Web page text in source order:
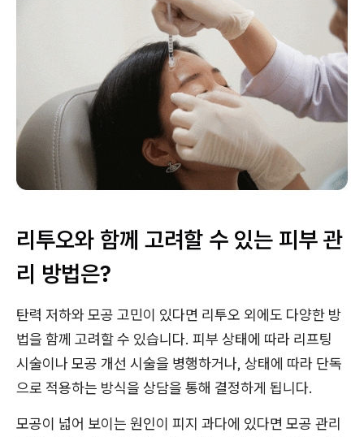
리투오와 함께 고려할 수 있는 피부 관
리 방법은?
탄력 저하와 모공 고민이 있다면 리투오 외에도 다양한 방
법을 함께 고려할 수 있습니다. 피부 상태에 따라 리프팅
시술이나 모공 개선 시술을 병행하거나, 상태에 따라 단독
으로 적용하는 방식을 상담을 통해 결정하게 됩니다.
모공이 넓어 보이는 원인이 피지 과다에 있다면 모공 관리